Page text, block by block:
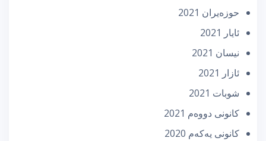
حوزه‌یران 2021
ئایار 2021
نیسان 2021
ئازار 2021
شوبات 2021
كانونی دووه‌م 2021
كانونی یه‌كه‌م 2020